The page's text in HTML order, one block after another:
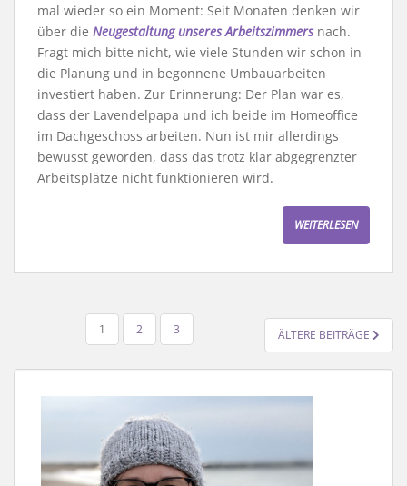
mal wieder so ein Moment: Seit Monaten denken wir
über die Neugestaltung unseres Arbeitszimmersnach.
Fragt mich bitte nicht, wie viele Stunden wir schon in
die Planung und in begonnene Umbauarbeiten
investiert haben. Zur Erinnerung: Der Plan war es,
dass der Lavendelpapa und ich beide im Homeoffice
im Dachgeschoss arbeiten. Nun ist mir allerdings
bewusst geworden, dass das trotz klar abgegrenzter
Arbeitsplätze nicht funktionieren wird.
WEITERLESEN
SEITENNUMMERIERUNG
BEITRÄGE
1 2 3 ÄLTERE BEITRÄGE